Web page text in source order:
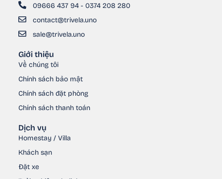
09666 437 94 - 0374 208 280
contact@trivela.uno
sale@trivela.uno
Giới thiệu
Về chúng tôi
Chính sách bảo mật
Chính sách đặt phòng
Chính sách thanh toán
Dịch vụ
Homestay / Villa
Khách sạn
Đặt xe